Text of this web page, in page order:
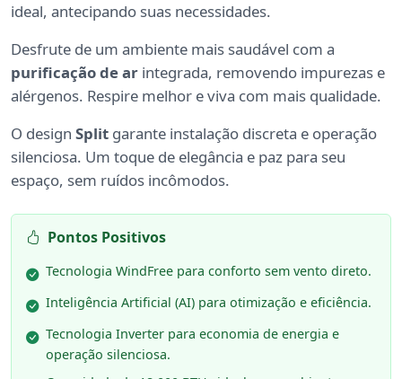
ideal, antecipando suas necessidades.
Desfrute de um ambiente mais saudável com a
purificação de ar integrada, removendo impurezas e
alérgenos. Respire melhor e viva com mais qualidade.
O design Split garante instalação discreta e operação
silenciosa. Um toque de elegância e paz para seu
espaço, sem ruídos incômodos.
Pontos Positivos
Tecnologia WindFree para conforto sem vento direto.
Inteligência Artificial (AI) para otimização e eficiência.
Tecnologia Inverter para economia de energia e
operação silenciosa.